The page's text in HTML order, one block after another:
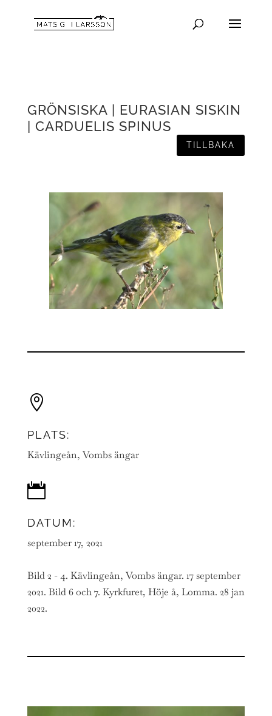
GRÖNSISKA | EURASIAN SISKIN
| CARDUELIS SPINUS
TILLBAKA

PLATS:
Kävlingeån, Vombs ängar

DATUM:
september 17, 2021
Bild 2 - 4. Kävlingeån, Vombs ängar. 17 september
2021. Bild 6 och 7. Kyrkfuret, Höje å, Lomma. 28 jan
2022.